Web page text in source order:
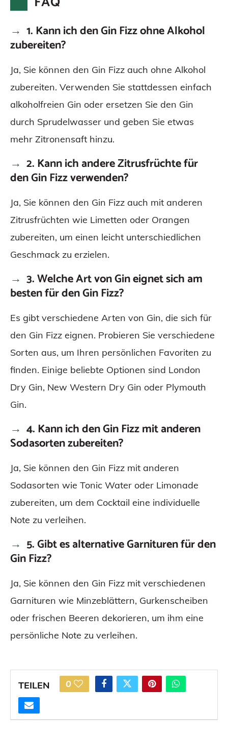
1. Kann ich den Gin Fizz ohne Alkohol
zubereiten?
Ja, Sie können den Gin Fizz auch ohne Alkohol
zubereiten. Verwenden Sie stattdessen einfach
alkoholfreien Gin oder ersetzen Sie den Gin
durch Sprudelwasser und geben Sie etwas
mehr Zitronensaft hinzu.
2. Kann ich andere Zitrusfrüchte für
den Gin Fizz verwenden?
Ja, Sie können den Gin Fizz auch mit anderen
Zitrusfrüchten wie Limetten oder Orangen
zubereiten, um einen leicht unterschiedlichen
Geschmack zu erzielen.
3. Welche Art von Gin eignet sich am
besten für den Gin Fizz?
Es gibt verschiedene Arten von Gin, die sich für
den Gin Fizz eignen. Probieren Sie verschiedene
Sorten aus, um Ihren persönlichen Favoriten zu
finden. Einige beliebte Optionen sind London
Dry Gin, New Western Dry Gin oder Plymouth
Gin.
4. Kann ich den Gin Fizz mit anderen
Sodasorten zubereiten?
Ja, Sie können den Gin Fizz mit anderen
Sodasorten wie Tonic Water oder Limonade
zubereiten, um dem Cocktail eine individuelle
Note zu verleihen.
5. Gibt es alternative Garnituren für den
Gin Fizz?
Ja, Sie können den Gin Fizz mit verschiedenen
Garnituren wie Minzeblättern, Gurkenscheiben
oder frischen Beeren dekorieren, um ihm eine
persönliche Note zu verleihen.
TEILEN 0